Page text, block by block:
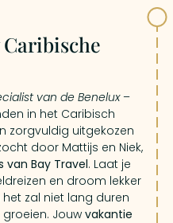
van de Benelux–
in het Caribisch
zorgvuldig uitgekozen
door Mattijs en Niek,
van Bay Travel. Laat je
en droom lekker
zal niet lang duren
Jouw vakantie